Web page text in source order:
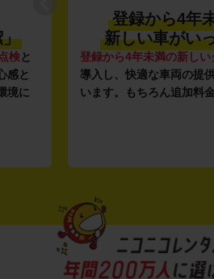
」
検と
感と
境に
登録から4年
新しい車がい
登録から4年未満の新しい
導入し、快適な車両の提
います。もちろん追加料